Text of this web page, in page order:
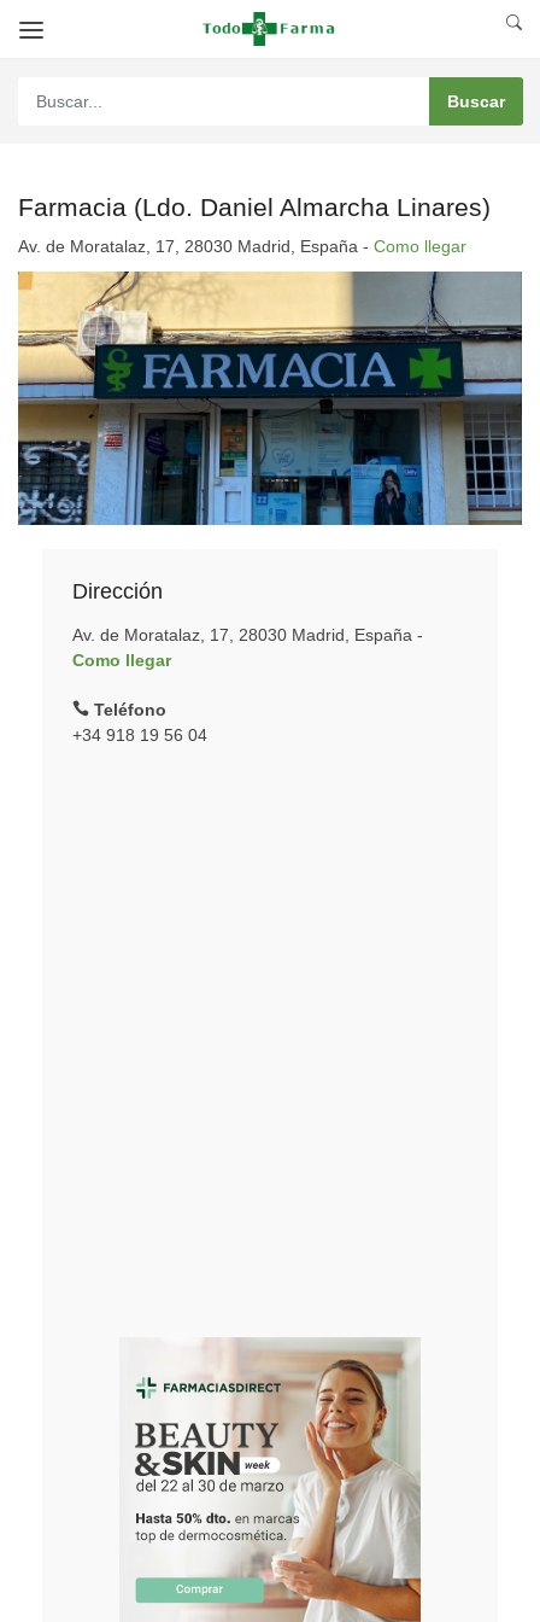
Farmacia (Ldo. Daniel Almarcha Linares)
Av. de Moratalaz, 17, 28030 Madrid, España - Como llegar
Dirección
Av. de Moratalaz, 17, 28030 Madrid, España -
Como llegar
Teléfono
+34 918 19 56 04